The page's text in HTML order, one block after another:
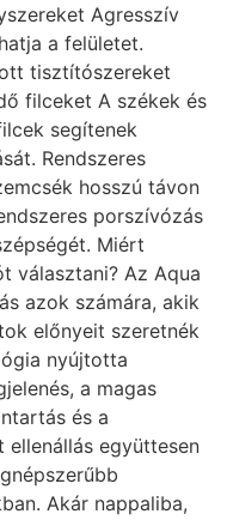
Agresszív
a felületet.
tisztítószereket
filceket A székek és
segítenek
Rendszeres
hosszú távon
porszívózás
Miért
választani? Az Aqua
azok számára, akik
előnyeit szeretnék
nyújtotta
a magas
és a
együttesen
Akár nappaliba,